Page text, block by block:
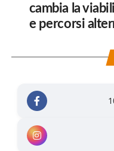
cambia la
e percorsi